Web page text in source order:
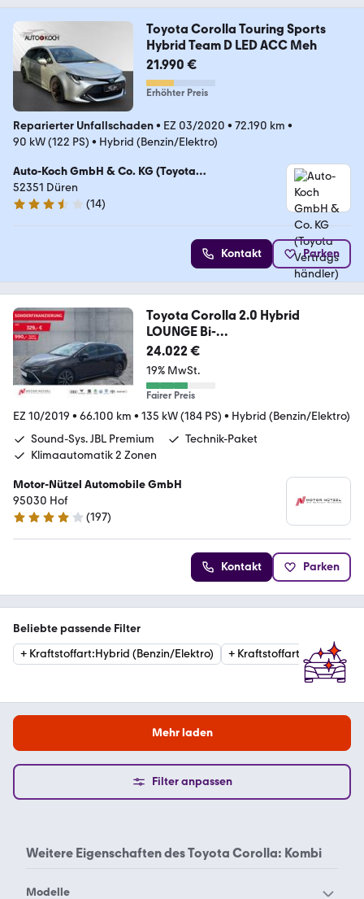
Toyota Corolla Touring Sports
Hybrid Team D LED ACC Meh
21.990 €
Erhöhter Preis
Reparierter Unfallschaden• EZ 03/2020 • 72.190 km •
90 kW (122 PS) • Hybrid (Benzin/Elektro)
Auto-Koch GmbH & Co. KG (Toyota
Vertragshändler)
52351 Düren
3.7 Sterne
(14)
Kontakt Parken
Toyota Corolla 2.0 Hybrid
LOUNGE Bi-
LED+SHZ+DAB+PANO+BT
24.022 €
19% MwSt.
Fairer Preis
EZ 10/2019 • 66.100 km • 135 kW (184 PS) • Hybrid (Benzin/Elektro)
Sound-Sys. JBL Premium
Technik-Paket
Klimaautomatik 2 Zonen
Motor-Nützel Automobile GmbH
95030 Hof
3.9 Sterne
(197)
Kontakt Parken
Beliebte passende Filter
+ Kraftstoffart:Hybrid (Benzin/Elektro) + Kraftstoffart Benzin
Mehr laden
Filter anpassen
Weitere Eigenschaften desToyota Corolla: Kombi
Modelle